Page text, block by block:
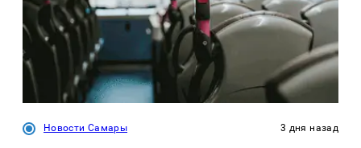
Новости Самары 3 дня назад